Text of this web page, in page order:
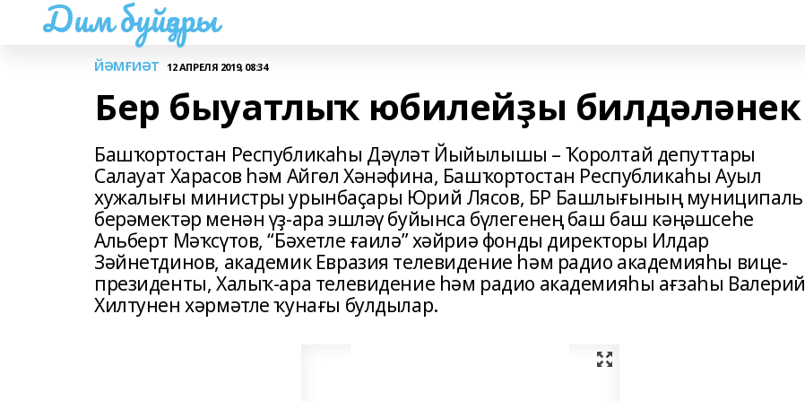
Дим буйҙары
ЙӘМҒИӘТ 12 АПРЕЛЯ 2019, 08:34
Бер быуатлыҡ юбилейҙы билдәләнек
Башҡортостан Республикаһы Дәүләт Йыйылышы – Ҡоролтай депуттары
Салауат Харасов һәм Айгөл Хәнәфина, Башҡортостан Республикаһы Ауыл
хужалығы министры урынбаҫары Юрий Лясов, БР Башлығының муниципаль
берәмектәр менән үҙ-ара эшләү буйынса бүлегенең баш баш кәңәшсеһе
Альберт Мәҡсүтов, “Бәхетле ғаилә” хәйриә фонды директоры Илдар
Зәйнетдинов, академик Евразия телевидение һәм радио академияһы вице-
президенты, Халыҡ-ара телевидение һәм радио академияһы ағзаһы Валерий
Хилтунен хәрмәтле ҡунағы булдылар.